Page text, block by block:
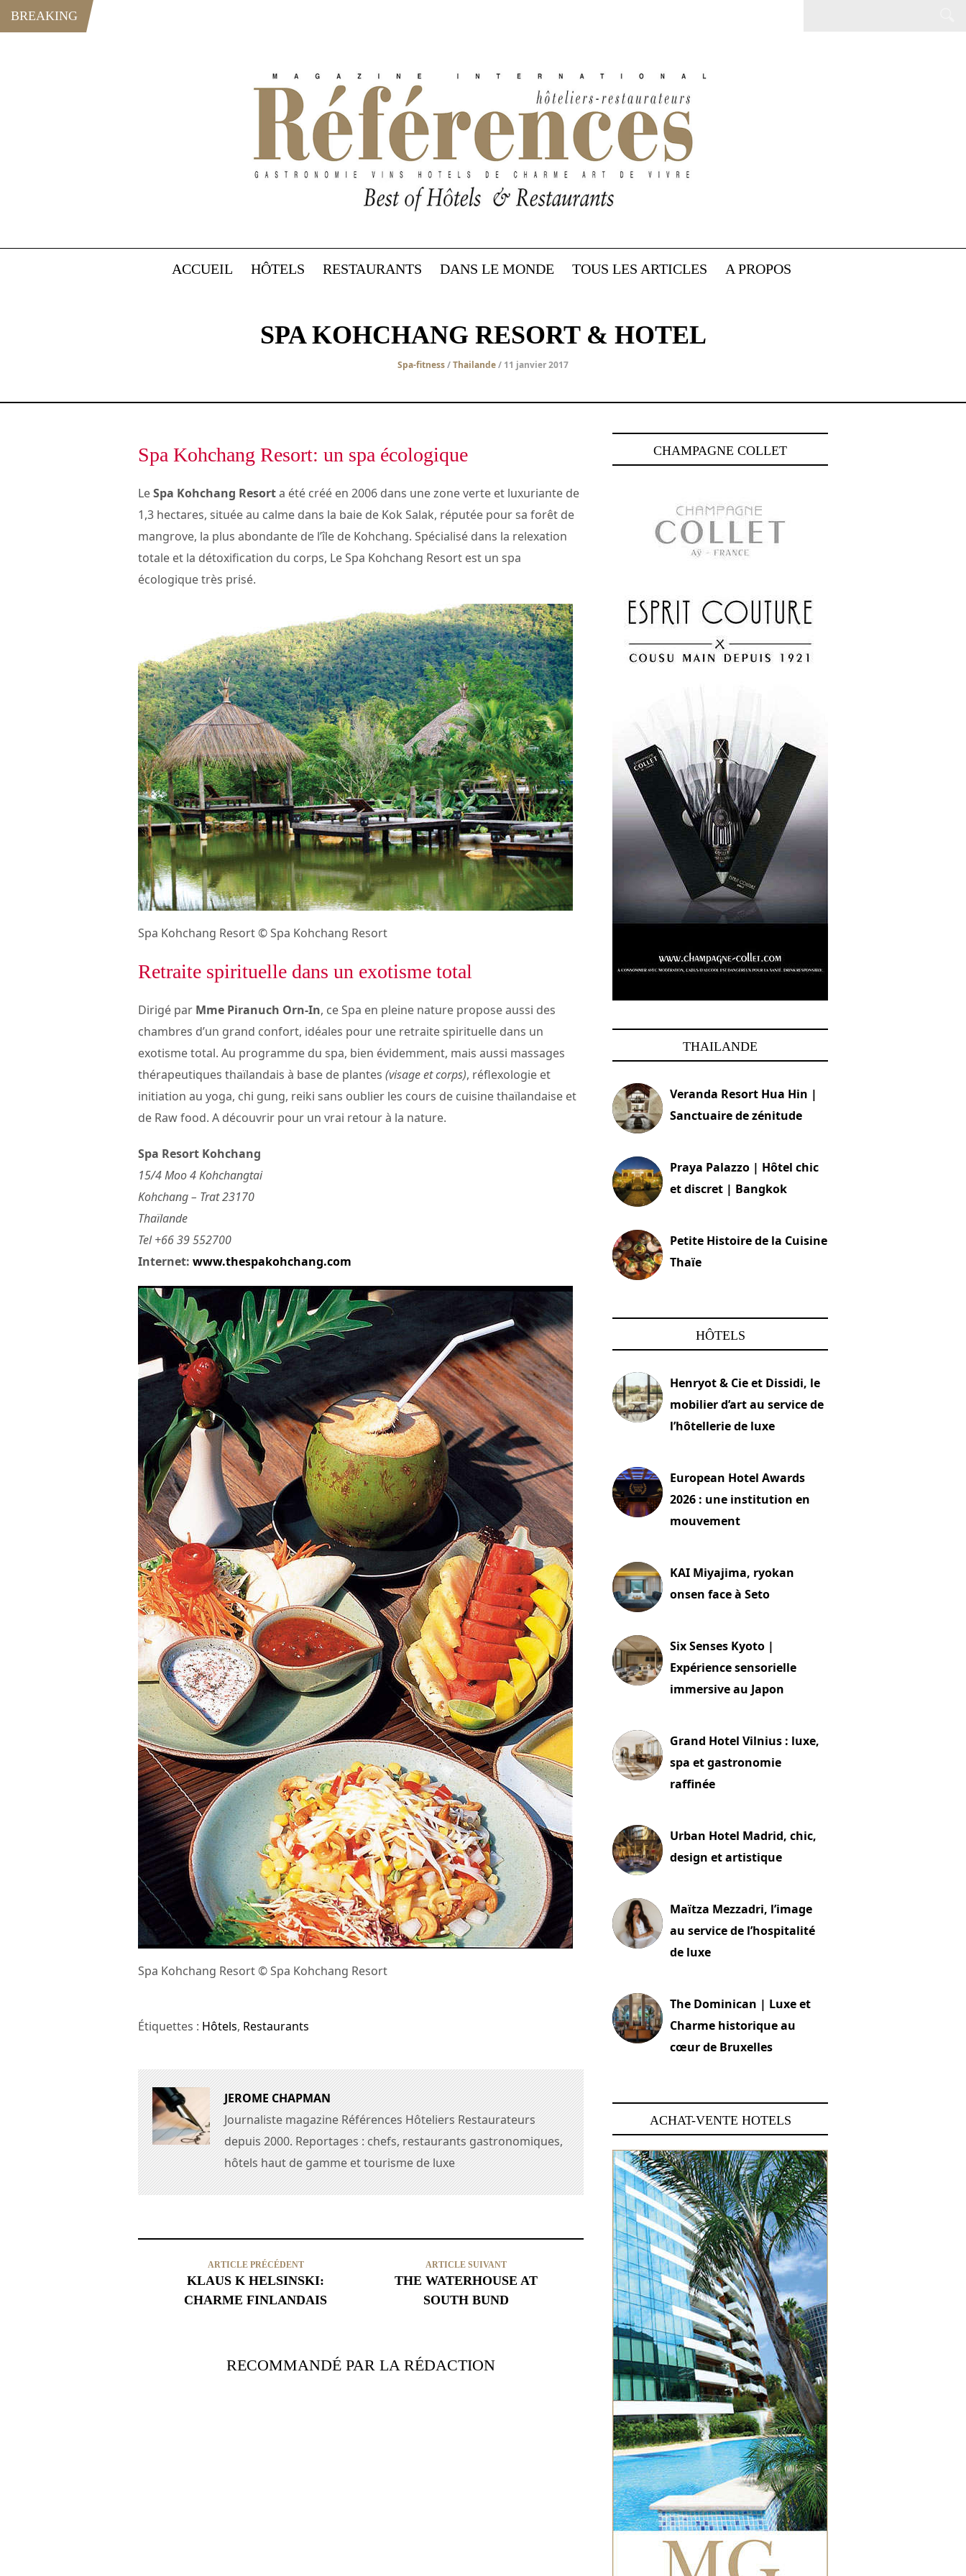
BREAKING
ACCUEIL HÔTELS RESTAURANTS DANS LE MONDE TOUS LES ARTICLES A PROPOS
SPA KOHCHANG RESORT & HOTEL
Spa-fitness/Thailande/ 11 janvier 2017
Spa Kohchang Resort: un spa écologique
LeSpa Kohchang Resorta été créé en 2006 dans une zone verte et luxuriante de
1,3 hectares, située au calme dans la baie de Kok Salak, réputée pour sa forêt de
mangrove, la plus abondante de l’île de ​​Kohchang. Spécialisé dans la relexation
totale et la détoxification du corps, Le Spa Kohchang Resort est un spa
écologique très prisé.
Spa Kohchang Resort © Spa Kohchang Resort
Retraite spirituelle dans un exotisme total
Dirigé par Mme Piranuch Orn-In, ce Spa en pleine nature propose aussi des
chambres d’un grand confort, idéales pour une retraite spirituelle dans un
exotisme total. Au programme du spa, bien évidemment, mais aussi massages
thérapeutiques thaïlandais à base de plantes (visage et corps), réflexologie et
initiation au yoga, chi gung, reiki sans oublier les cours de cuisine thaïlandaise et
de Raw food. A découvrir pour un vrai retour à la nature.
Spa Resort Kohchang
15/4 Moo 4 Kohchangtai
Kohchang – Trat 23170
Thaïlande
Tel +66 39 552700
Internet: www.thespakohchang.com
Spa Kohchang Resort © Spa Kohchang Resort
Étiquettes : Hôtels, Restaurants
JEROME CHAPMAN
Journaliste magazine Références Hôteliers Restaurateurs
depuis 2000. Reportages : chefs, restaurants gastronomiques,
hôtels haut de gamme et tourisme de luxe
ARTICLE PRÉCÉDENT
KLAUS K HELSINSKI:
CHARME FINLANDAIS
ARTICLE SUIVANT
THE WATERHOUSE AT
SOUTH BUND
RECOMMANDÉ PAR LA RÉDACTION
CHAMPAGNE COLLET
THAILANDE
Veranda Resort Hua Hin |
Sanctuaire de zénitude
Praya Palazzo | Hôtel chic
et discret | Bangkok
Petite Histoire de la Cuisine
Thaïe
HÔTELS
Henryot & Cie et Dissidi, le
mobilier d’art au service de
l’hôtellerie de luxe
European Hotel Awards
2026 : une institution en
mouvement
KAI Miyajima, ryokan
onsen face à Seto
Six Senses Kyoto |
Expérience sensorielle
immersive au Japon
Grand Hotel Vilnius : luxe,
spa et gastronomie
raffinée
Urban Hotel Madrid, chic,
design et artistique
Maïtza Mezzadri, l’image
au service de l’hospitalité
de luxe
The Dominican | Luxe et
Charme historique au
cœur de Bruxelles
ACHAT-VENTE HOTELS